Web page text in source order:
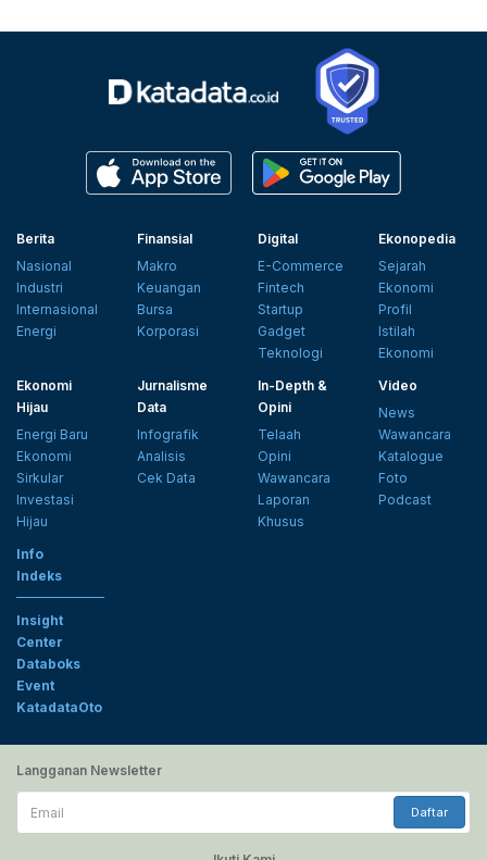
Berita
Nasional
Industri
Internasional
Energi
Finansial
Makro
Keuangan
Bursa
Korporasi
Digital
E-Commerce
Fintech
Startup
Gadget
Teknologi
Ekonopedia
Sejarah
Ekonomi
Profil
Istilah
Ekonomi
Ekonomi
Hijau
Energi Baru
Ekonomi
Sirkular
Investasi
Hijau
Jurnalisme
Data
Infografik
Analisis
Cek Data
In-Depth &
Opini
Telaah
Opini
Wawancara
Laporan
Khusus
Video
News
Wawancara
Katalogue
Foto
Podcast
Info
Indeks
Insight
Center
Databoks
Event
KatadataOto
Langganan Newsletter
Email
Daftar